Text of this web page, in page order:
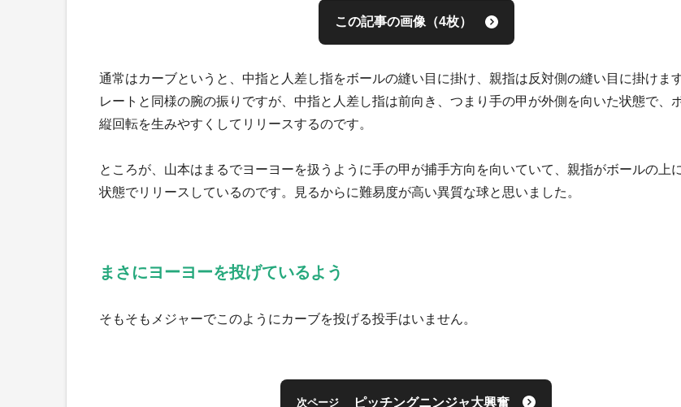
この記事の画像（4枚）
通常はカーブというと、中指と人差し指をボールの縫い目に掛け、親指は反対側の縫い目に掛けま
レートと同様の腕の振りですが、中指と人差し指は前向き、つまり手の甲が外側を向いた状態で、
縦回転を生みやすくしてリリースするのです。
ところが、山本はまるでヨーヨーを扱うように手の甲が捕手方向を向いていて、親指がボールの上
状態でリリースしているのです。見るからに難易度が高い異質な球と思いました。
まさにヨーヨーを投げているよう
そもそもメジャーでこのようにカーブを投げる投手はいません。
次ページ ピッチングニンジャ大興奮